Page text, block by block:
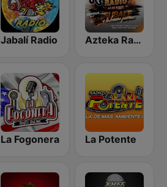
Jabalí Radio Azteka Radio
La Fogonera La Potente